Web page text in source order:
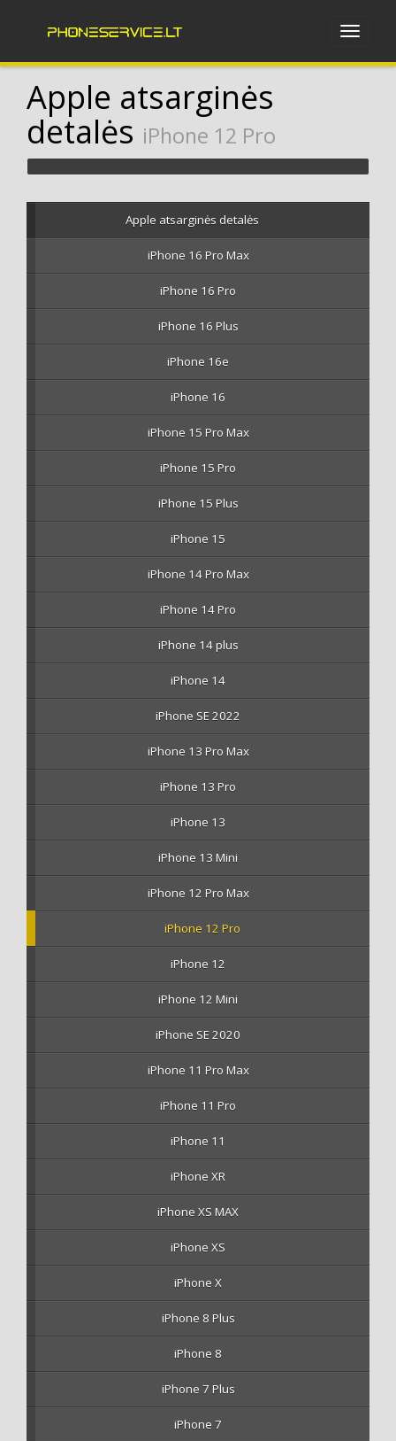
Apple atsarginės
detalės iPhone 12 Pro
Apple atsarginės detalės
iPhone 16 Pro Max
iPhone 16 Pro
iPhone 16 Plus
iPhone 16e
iPhone 16
iPhone 15 Pro Max
iPhone 15 Pro
iPhone 15 Plus
iPhone 15
iPhone 14 Pro Max
iPhone 14 Pro
iPhone 14 plus
iPhone 14
iPhone SE 2022
iPhone 13 Pro Max
iPhone 13 Pro
iPhone 13
iPhone 13 Mini
iPhone 12 Pro Max
iPhone 12 Pro
iPhone 12
iPhone 12 Mini
iPhone SE 2020
iPhone 11 Pro Max
iPhone 11 Pro
iPhone 11
iPhone XR
iPhone XS MAX
iPhone XS
iPhone X
iPhone 8 Plus
iPhone 8
iPhone 7 Plus
iPhone 7